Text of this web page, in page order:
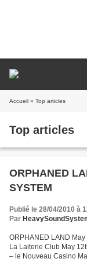
Accueil » Top articles
Top articles
ORPHANED
SYSTEM
Publié le 28/04/2010 à
Par
ORPHANED LAND
La Laiterie Club May
– le Nouveau Casino